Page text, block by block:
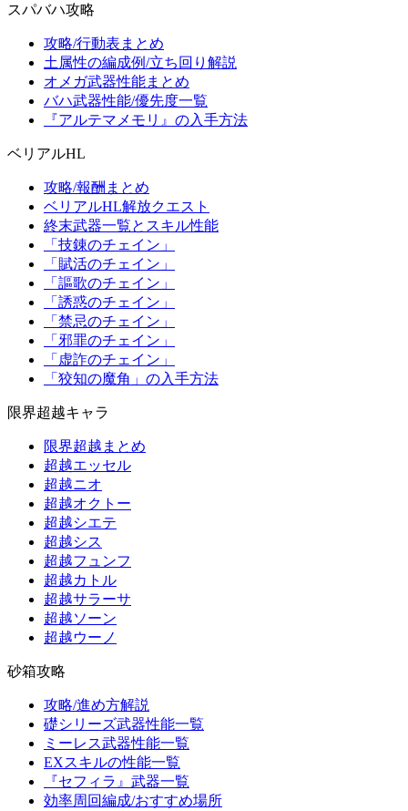
スパバハ攻略
攻略/行動表まとめ
土属性の編成例/立ち回り解説
オメガ武器性能まとめ
バハ武器性能/優先度一覧
『アルテマメモリ』の入手方法
ベリアルHL
攻略/報酬まとめ
ベリアルHL解放クエスト
終末武器一覧とスキル性能
「技錬のチェイン」
「賦活のチェイン」
「謳歌のチェイン」
「誘惑のチェイン」
「禁忌のチェイン」
「邪罪のチェイン」
「虚詐のチェイン」
「狡知の魔角」の入手方法
限界超越キャラ
限界超越まとめ
超越エッセル
超越ニオ
超越オクトー
超越シエテ
超越シス
超越フュンフ
超越カトル
超越サラーサ
超越ソーン
超越ウーノ
砂箱攻略
攻略/進め方解説
礎シリーズ武器性能一覧
ミーレス武器性能一覧
EXスキルの性能一覧
『セフィラ』武器一覧
効率周回編成/おすすめ場所